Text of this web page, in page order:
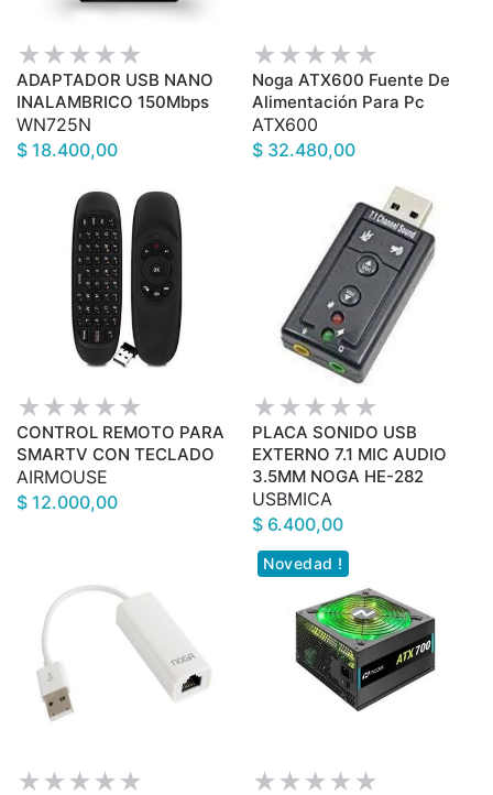
ADAPTADOR USB NANO
INALAMBRICO 150Mbps
WN725N
$ 18.400,00
Noga ATX600 Fuente De
Alimentación Para Pc
ATX600
$ 32.480,00
CONTROL REMOTO PARA
SMARTV CON TECLADO
AIRMOUSE
$ 12.000,00
PLACA SONIDO USB
EXTERNO 7.1 MIC AUDIO
3.5MM NOGA HE-282
USBMICA
$ 6.400,00
Novedad !